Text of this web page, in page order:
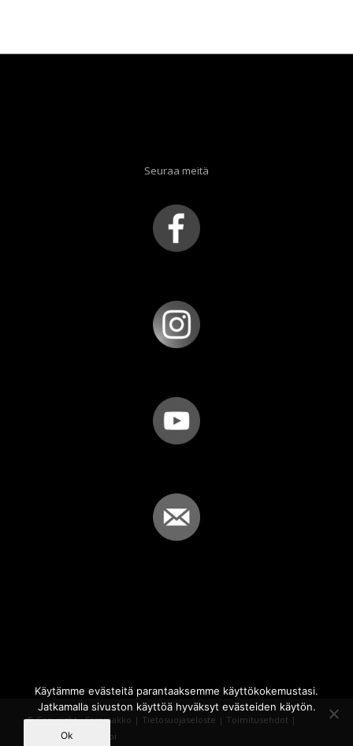
Seuraa meitä
© Copyright - Sammakko | Tietosuojaseloste | Toimitusehdot |
Powered by
iQWebbi
Käytämme evästeitä parantaaksemme käyttökokemustasi.
Jatkamalla sivuston käyttöä hyväksyt evästeiden käytön.
Ok